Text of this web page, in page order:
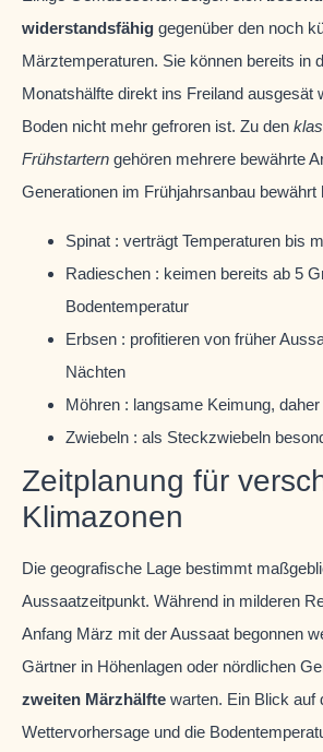
widerstandsfähig gegenüber den noch
Märztemperaturen. Sie können bereits in
Monatshälfte direkt ins Freiland ausgesät
Boden nicht mehr gefroren ist. Zu den
Frühstartern gehören mehrere bewährte
Generationen im Frühjahrsanbau bewährt
Spinat : verträgt Temperaturen bis
Radieschen : keimen bereits ab 5
Bodentemperatur
Erbsen : profitieren von früher
Nächten
Möhren : langsame Keimung,
Zwiebeln : als Steckzwiebeln
Zeitplanung für
Klimazonen
Die geografische Lage bestimmt
Aussaatzeitpunkt. Während in milderen
Anfang März mit der Aussaat begonnen
Gärtner in Höhenlagen oder nördlichen
zweiten Märzhälfte warten. Ein Blick auf
Wettervorhersage und die